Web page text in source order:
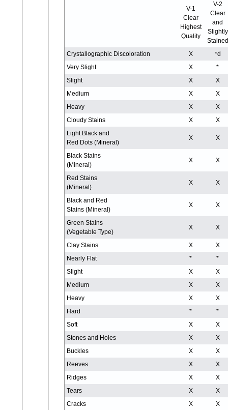
V-1
Clear
Highest
Quality
V-2
Clear
and
Slightly
Stained
Crystallographic Discoloration
X
*d
Very Slight
X
*
Slight
X
X
Medium
X
X
Heavy
X
X
Cloudy Stains
X
X
Light Black and
Red Dots (Mineral)
X X
Black Stains
(Mineral)
X X
Red Stains
(Mineral)
X X
Black and Red
Stains (Mineral)
X X
Green Stains
(Vegetable Type)
X X
Clay Stains X
X
Nearly Flat
*
*
Slight
X
X
Medium
X
X
Heavy
X
X
Hard
*
*
Soft
X
X
Stones and Holes
X
X
Buckles
X
X
Reeves
X
X
Ridges
X
X
Tears
X
X
Cracks
X
X